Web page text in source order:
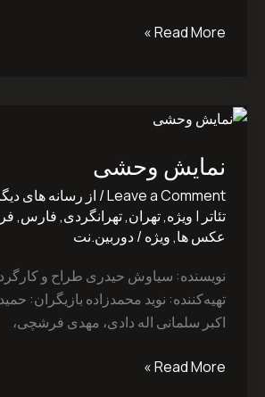
Read More »
نمایش وحشی
Leave a Comment
/ از رسانه های
تئاتر | ویژه,تهران,تهرانگردی,فارس,
عکس ها,ویژه/دوربین.نت
نویسنده: سیاوش ‌حیدری طراح و
تهیه‌کننده: نوید ‌محمدزاده بازیگران:
اکبر سلمانی اله دادی، مهدی ‌فرشچی،
نمایش
Read More »